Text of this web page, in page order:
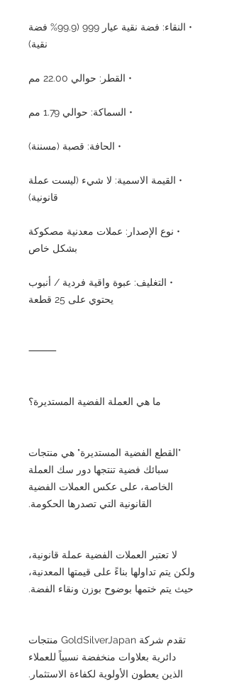
• النقاء: فضة نقية عيار 999 (99.9% فضة
نقية)
• القطر: حوالي 22.00 مم
• السماكة: حوالي 1.79 مم
• الحافة: قصبة (مسننة)
• القيمة الاسمية: لا شيء (ليست عملة
قانونية)
• نوع الإصدار: عملات معدنية مصكوكة
بشكل خاص
• التغليف: عبوة واقية فردية / أنبوب
يحتوي على 25 قطعة
⸻
ما هي العملة الفضية المستديرة؟
"القطع الفضية المستديرة" هي منتجات
سبائك فضية تنتجها دور سك العملة
الخاصة، على عكس العملات الفضية
القانونية التي تصدرها الحكومة.
لا تعتبر العملات الفضية عملة قانونية،
ولكن يتم تداولها بناءً على قيمتها المعدنية،
حيث يتم ختمها بوضوح بوزن ونقاء الفضة.
تقدم شركة GoldSilverJapan منتجات
دائرية بعلاوات منخفضة نسبياً للعملاء
الذين يعطون الأولوية لكفاءة الاستثمار.